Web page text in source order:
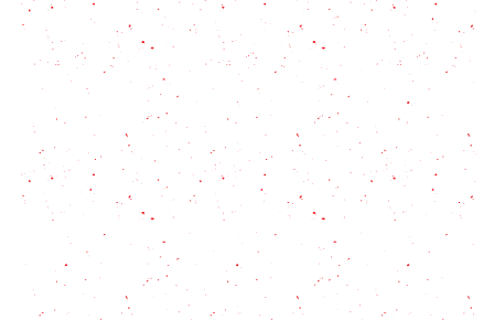
Queso Brie: qué es, cómo se come y la mejor forma
de prepararlo
Gelatina de mosaico: Un postre colorido que tus
hijos van a amar